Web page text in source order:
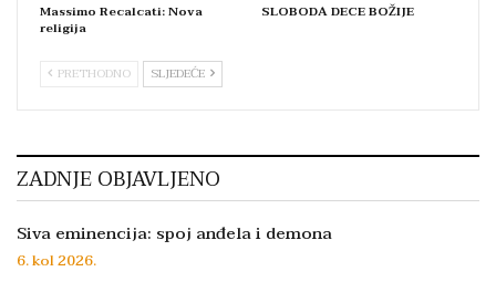
Massimo Recalcati: Nova
religija
SLOBODA DECE BOŽIJE
PRETHODNO SLJEDEĆE
ZADNJE OBJAVLJENO
Siva eminencija: spoj anđela i demona
6. kol 2026.